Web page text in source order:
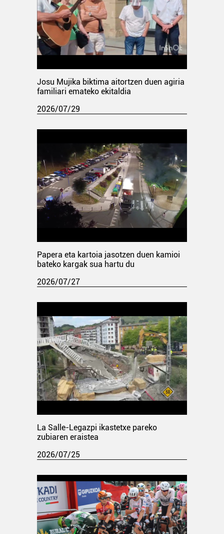
Josu Mujika biktima aitortzen duen agiria
familiari emateko ekitaldia
2026/07/29
Papera eta kartoia jasotzen duen kamioi
bateko kargak sua hartu du
2026/07/27
La Salle-Legazpi ikastetxe pareko
zubiaren eraistea
2026/07/25